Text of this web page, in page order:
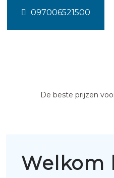
097006521500
De beste prijzen
Welkom